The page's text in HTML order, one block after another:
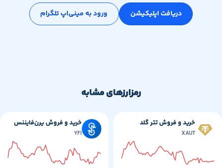
دریافت اپلیکیشن ورود به مینی‌اپ تلگرام
رمزارزهای مشابه
خرید و فروش تتر گلد
XAUT
خرید و فروش یرن‌‌فایننس
YFI